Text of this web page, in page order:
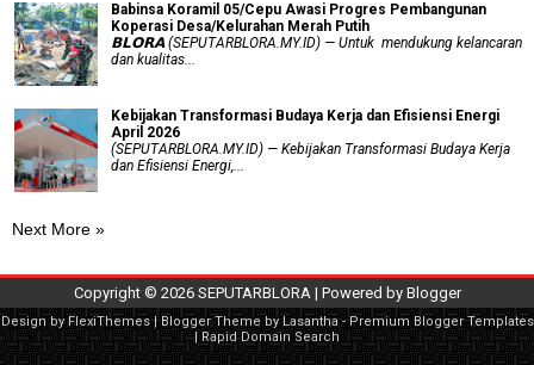
Babinsa Koramil 05/Cepu Awasi Progres Pembangunan
Koperasi Desa/Kelurahan Merah Putih
𝗕𝗟𝗢𝗥𝗔 (SEPUTARBLORA.MY.ID) — Untuk mendukung kelancaran
dan kualitas...
Kebijakan Transformasi Budaya Kerja dan Efisiensi Energi
April 2026
(SEPUTARBLORA.MY.ID) — Kebijakan Transformasi Budaya Kerja
dan Efisiensi Energi,...
Next More »
Copyright © 2026 SEPUTARBLORA| Powered by Blogger
Design by FlexiThemes| Blogger Theme by Lasantha -Premium Blogger Templates
| Rapid Domain Search